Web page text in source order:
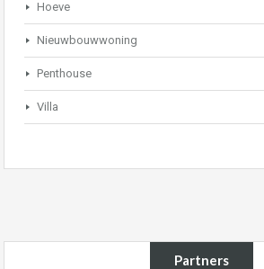
Hoeve
Nieuwbouwwoning
Penthouse
Villa
Partners